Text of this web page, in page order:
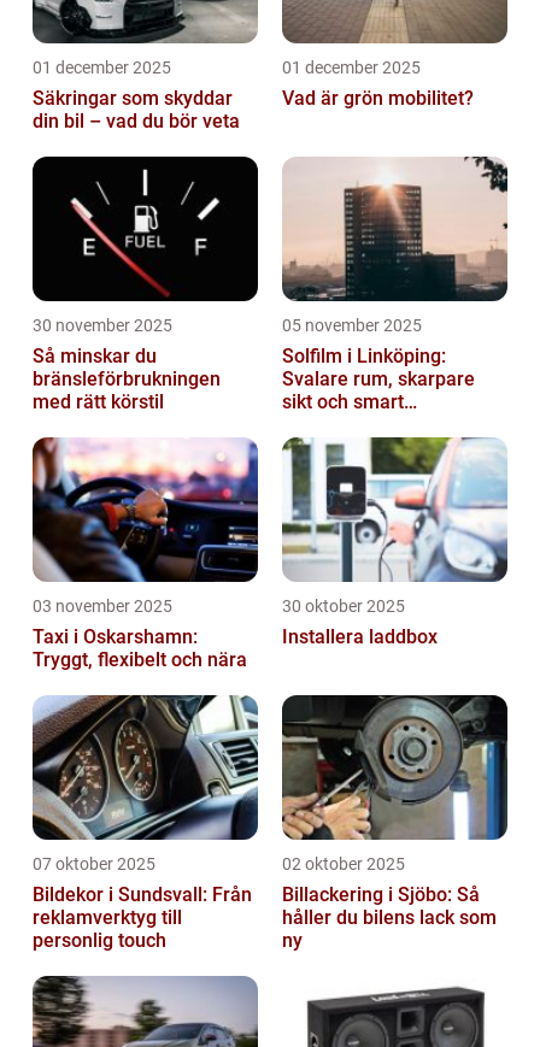
01 december 2025
Säkringar som skyddar
din bil – vad du bör veta
01 december 2025
Vad är grön mobilitet?
30 november 2025
Så minskar du
bränsleförbrukningen
med rätt körstil
05 november 2025
Solfilm i Linköping:
Svalare rum, skarpare
sikt och smart
03 november 2025
Taxi i Oskarshamn:
Tryggt, flexibelt och nära
30 oktober 2025
Installera laddbox
07 oktober 2025
Bildekor i Sundsvall: Från
reklamverktyg till
personlig touch
02 oktober 2025
Billackering i Sjöbo: Så
håller du bilens lack som
ny